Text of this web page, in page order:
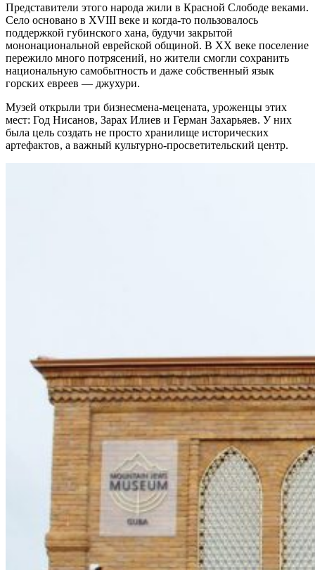
Представители этого народа жили в Красной Слободе веками.
Село основано в XVIII веке и когда-то пользовалось
поддержкой губинского хана, будучи закрытой
мононациональной еврейской общиной. В ХХ веке поселение
пережило много потрясений, но жители смогли сохранить
национальную самобытность и даже собственный язык
горских евреев — джухури.
Музей открыли три бизнесмена-мецената, уроженцы этих
мест: Год Нисанов, Зарах Илиев и Герман Захарьяев. У них
была цель создать не просто хранилище исторических
артефактов, а важный культурно-просветительский центр.